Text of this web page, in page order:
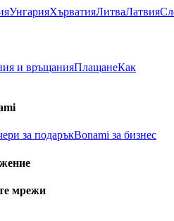
УнгарияХърватияЛитваЛатвия
и връщанияПлащанеКак
за подаръкBonami за бизнес
мрежи